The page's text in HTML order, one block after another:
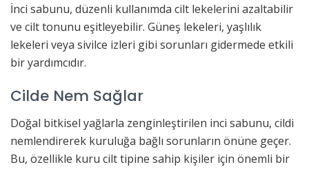
İnci sabunu, düzenli kullanımda cilt lekelerini azaltabilir
ve cilt tonunu eşitleyebilir. Güneş lekeleri, yaşlılık
lekeleri veya sivilce izleri gibi sorunları gidermede etkili
bir yardımcıdır.
Cilde Nem Sağlar
Doğal bitkisel yağlarla zenginleştirilen inci sabunu, cildi
nemlendirerek kuruluğa bağlı sorunların önüne geçer.
Bu, özellikle kuru cilt tipine sahip kişiler için önemli bir